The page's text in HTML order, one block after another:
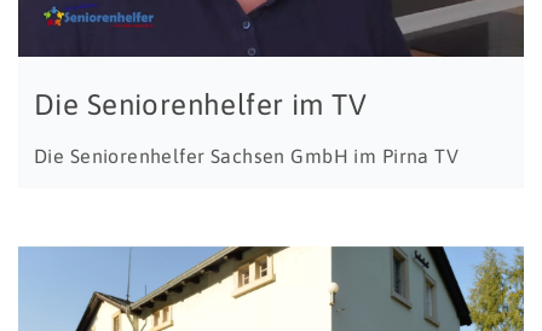
Die Seniorenhelfer im TV
Die Seniorenhelfer Sachsen GmbH im Pirna TV